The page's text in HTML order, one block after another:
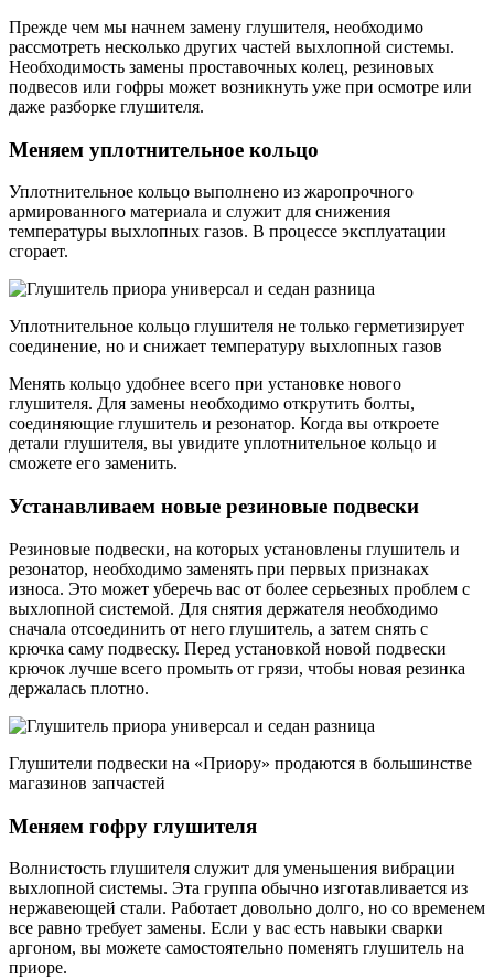
Прежде чем мы начнем замену глушителя, необходимо
рассмотреть несколько других частей выхлопной системы.
Необходимость замены проставочных колец, резиновых
подвесов или гофры может возникнуть уже при осмотре или
даже разборке глушителя.
Меняем уплотнительное кольцо
Уплотнительное кольцо выполнено из жаропрочного
армированного материала и служит для снижения
температуры выхлопных газов. В процессе эксплуатации
сгорает.
Уплотнительное кольцо глушителя не только герметизирует
соединение, но и снижает температуру выхлопных газов
Менять кольцо удобнее всего при установке нового
глушителя. Для замены необходимо открутить болты,
соединяющие глушитель и резонатор. Когда вы откроете
детали глушителя, вы увидите уплотнительное кольцо и
сможете его заменить.
Устанавливаем новые резиновые подвески
Резиновые подвески, на которых установлены глушитель и
резонатор, необходимо заменять при первых признаках
износа. Это может уберечь вас от более серьезных проблем с
выхлопной системой. Для снятия держателя необходимо
сначала отсоединить от него глушитель, а затем снять с
крючка саму подвеску. Перед установкой новой подвески
крючок лучше всего промыть от грязи, чтобы новая резинка
держалась плотно.
Глушители подвески на «Приору» продаются в большинстве
магазинов запчастей
Меняем гофру глушителя
Волнистость глушителя служит для уменьшения вибрации
выхлопной системы. Эта группа обычно изготавливается из
нержавеющей стали. Работает довольно долго, но со временем
все равно требует замены. Если у вас есть навыки сварки
аргоном, вы можете самостоятельно поменять глушитель на
приоре.